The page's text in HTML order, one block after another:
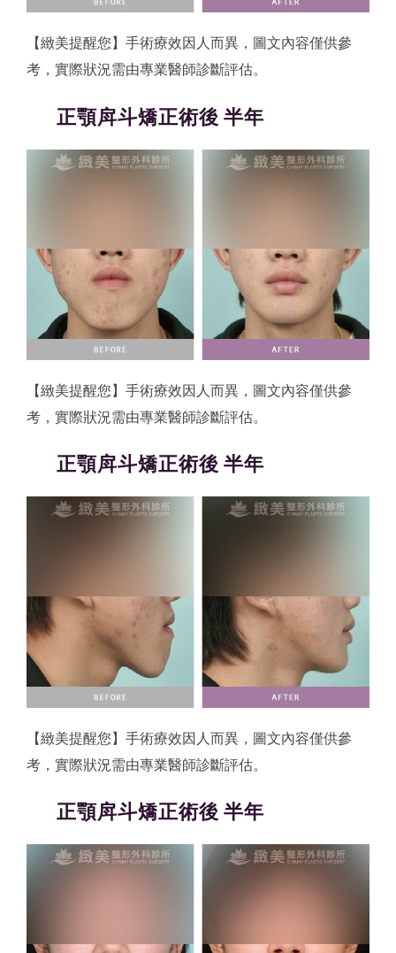
【緻美提醒您】手術療效因人而異，圖文內容僅供參
考，實際狀況需由專業醫師診斷評估。
正顎戽斗矯正術後 半年
【緻美提醒您】手術療效因人而異，圖文內容僅供參
考，實際狀況需由專業醫師診斷評估。
正顎戽斗矯正術後 半年
【緻美提醒您】手術療效因人而異，圖文內容僅供參
考，實際狀況需由專業醫師診斷評估。
正顎戽斗矯正術後 半年